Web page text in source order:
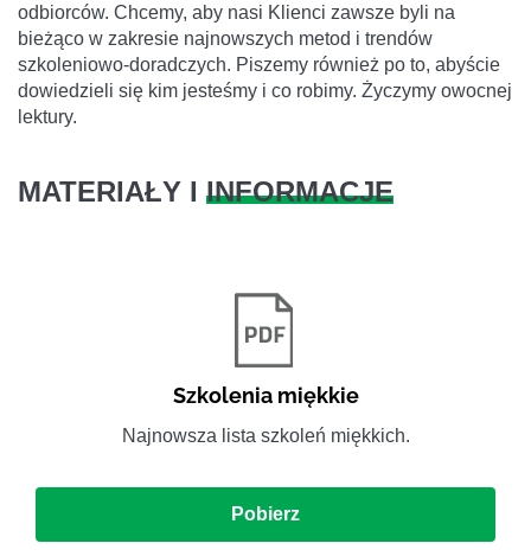
odbiorców. Chcemy, aby nasi Klienci zawsze byli na
bieżąco w zakresie najnowszych metod i trendów
szkoleniowo-doradczych. Piszemy również po to, abyście
dowiedzieli się kim jesteśmy i co robimy. Życzymy owocnej
lektury.
MATERIAŁY I INFORMACJE
Szkolenia miękkie
Najnowsza lista szkoleń miękkich.
Pobierz